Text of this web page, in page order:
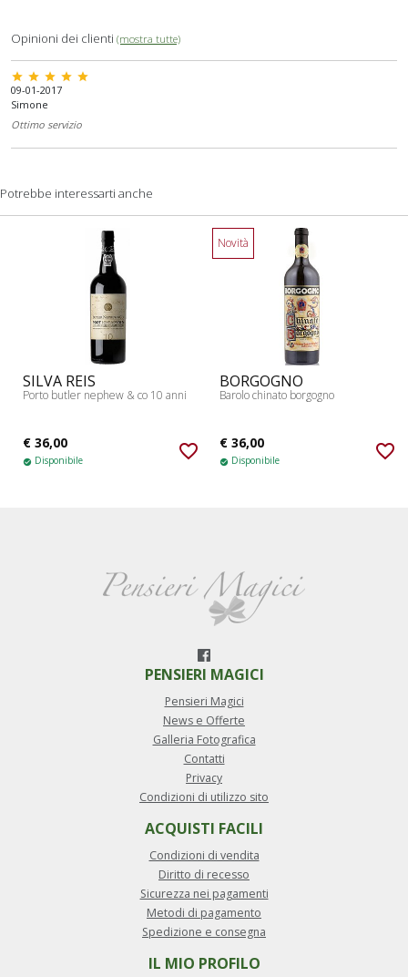
Opinioni dei clienti (mostra tutte)
star star star star star
09-01-2017
Simone
Ottimo servizio
Potrebbe interessarti anche
SILVA REIS
Porto butler nephew & co 10 anni
€ 36,00
check_circle Disponibile favorite_border
Novità
BORGOGNO
Barolo chinato borgogno
€ 36,00
check_circle Disponibile favorite_border
PENSIERI MAGICI
Pensieri Magici
News e Offerte
Galleria Fotografica
Contatti
Privacy
Condizioni di utilizzo sito
ACQUISTI FACILI
Condizioni di vendita
Diritto di recesso
Sicurezza nei pagamenti
Metodi di pagamento
Spedizione e consegna
IL MIO PROFILO